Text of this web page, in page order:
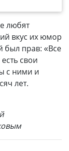
любят
вкус их юмор
был прав: «Все
свои
с ними и
лет.